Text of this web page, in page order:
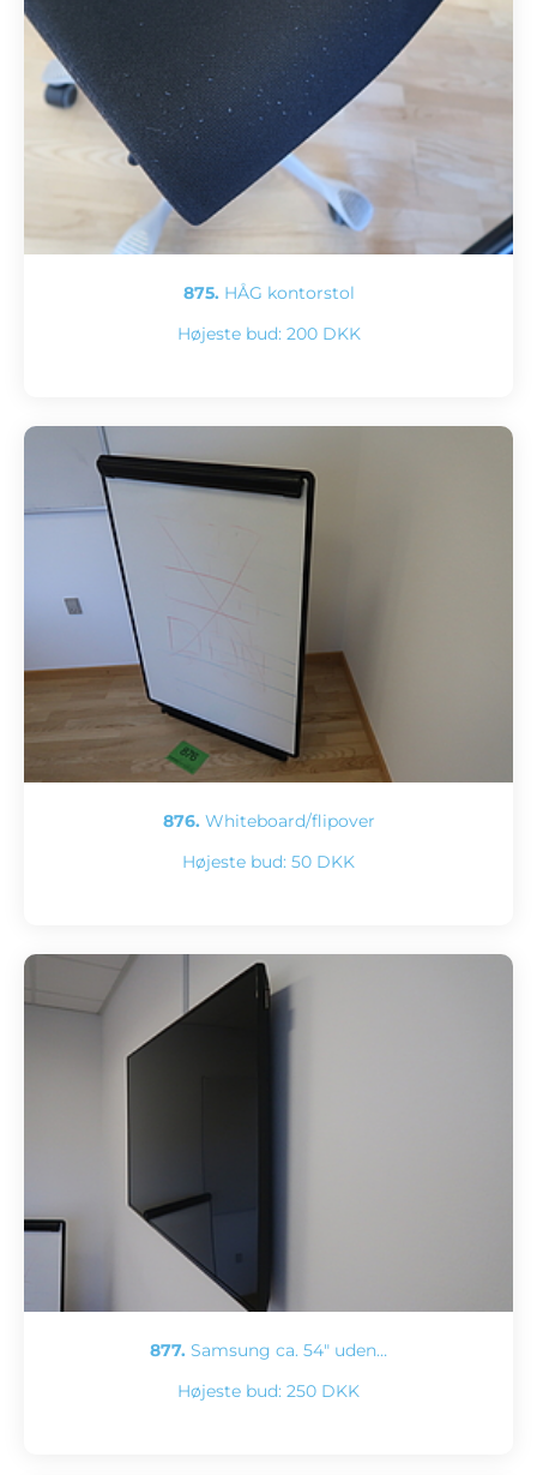
875. HÅG kontorstol
Højeste bud: 200 DKK
876. Whiteboard/flipover
Højeste bud: 50 DKK
877. Samsung ca. 54" uden…
Højeste bud: 250 DKK